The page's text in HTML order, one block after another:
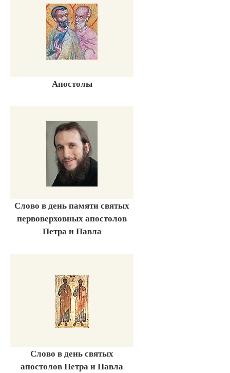
Апостолы
Слово в день памяти святых
первоверховных апостолов
Петра и Павла
Слово в день святых
апостолов Петра и Павла